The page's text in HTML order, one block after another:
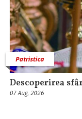
Patristica
Descoperirea
07 Aug, 2026